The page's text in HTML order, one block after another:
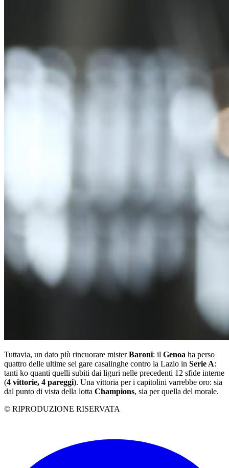
Tuttavia, un dato più rincuorare misterBaroni: il Genoa ha perso
quattro delle ultime sei gare casalinghe contro la Lazio in Serie A:
tanti ko quanti quelli subiti dai liguri nelle precedenti 12 sfide interne
(4 vittorie, 4 pareggi). Una vittoria per i capitolini varrebbe oro: sia
dal punto di vista della lotta Champions, sia per quella del morale.
© RIPRODUZIONE RISERVATA